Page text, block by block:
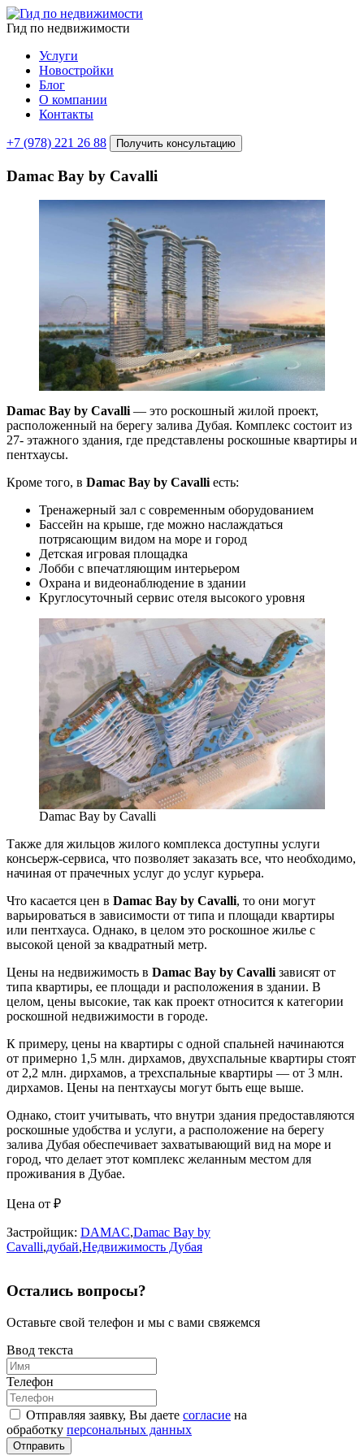
Гид по недвижимости
Услуги
Новостройки
Блог
О компании
Контакты
+7 (978) 221 26 88 Получить консультацию
Damac Bay by Cavalli
Damac Bay by Cavalli — это роскошный жилой проект,
расположенный на берегу залива Дубая. Комплекс состоит из
27- этажного здания, где представлены роскошные квартиры и
пентхаусы.
Кроме того, в Damac Bay by Cavalli есть:
Тренажерный зал с современным оборудованием
Бассейн на крыше, где можно наслаждаться
потрясающим видом на море и город
Детская игровая площадка
Лобби с впечатляющим интерьером
Охрана и видеонаблюдение в здании
Круглосуточный сервис отеля высокого уровня
Damac Bay by Cavalli
Также для жильцов жилого комплекса доступны услуги
консьерж-сервиса, что позволяет заказать все, что необходимо,
начиная от прачечных услуг до услуг курьера.
Что касается цен в Damac Bay by Cavalli, то они могут
варьироваться в зависимости от типа и площади квартиры
или пентхауса. Однако, в целом это роскошное жилье с
высокой ценой за квадратный метр.
Цены на недвижимость в Damac Bay by Cavalli зависят от
типа квартиры, ее площади и расположения в здании. В
целом, цены высокие, так как проект относится к категории
роскошной недвижимости в городе.
К примеру, цены на квартиры с одной спальней начинаются
от примерно 1,5 млн. дирхамов, двухспальные квартиры стоят
от 2,2 млн. дирхамов, а трехспальные квартиры — от 3 млн.
дирхамов. Цены на пентхаусы могут быть еще выше.
Однако, стоит учитывать, что внутри здания предоставляются
роскошные удобства и услуги, а расположение на берегу
залива Дубая обеспечивает захватывающий вид на море и
город, что делает этот комплекс желанным местом для
проживания в Дубае.
Цена от ₽
Застройщик: DAMAC,Damac Bay by
Cavalli,дубай,Недвижимость Дубая
Остались вопросы?
Оставьте свой телефон и мы с вами свяжемся
Ввод текста
Телефон
Отправляя заявку, Вы даете согласие на
обработку персональных данных
Отправить